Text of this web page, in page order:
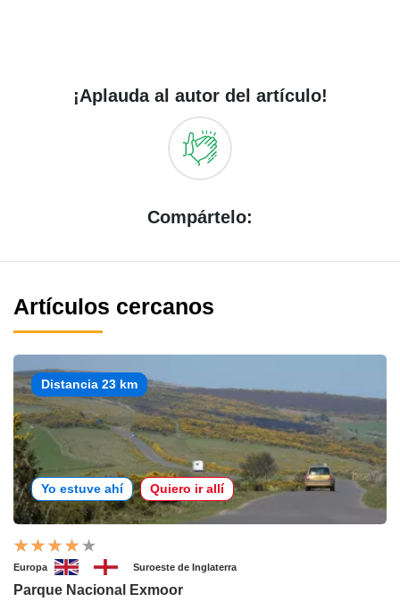
¡Aplauda al autor del artículo!
Compártelo:
Artículos cercanos
Distancia 23 km
Yo estuve ahí Quiero ir allí
Europa Suroeste de Inglaterra
Parque Nacional Exmoor